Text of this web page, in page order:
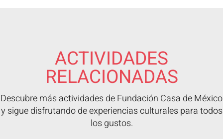
ACTIVIDADES
RELACIONADAS
Descubre más actividades de Fundación Casa de México
y sigue disfrutando de experiencias culturales para todos
los gustos.